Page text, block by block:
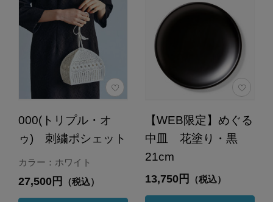
000(トリプル・オ
ゥ) 刺繍ポシェット
カラー：ホワイト
27,500円 （税込）
【WEB限定】めぐる
中皿 花塗り・黒
21cm
13,750円 （税込）